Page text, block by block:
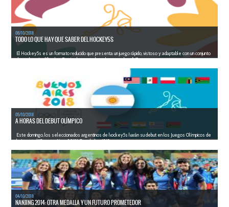
06/10/2018
TODO LO QUE HAY QUE SABER DEL HOCKEY5S
El Hockey5s es un formato reducido que presenta un juego rápido, vistoso y adaptable con un conjunto
de reglas simplificadas. Fue implementado en la segunda edici&...
05/10/2018
A HORAS DEL DEBUT OLÍMPICO
Este domingo, los seleccionados argentinos de hockey5s harán su debut en los Juegos Olímpicos de
la Juventud "Buenos Aires 2018". Desde las 13.15 ...
LEER MÁS
04/10/2018
NANJING 2014: OTRA MEDALLA Y UN FUTURO PROMETEDOR